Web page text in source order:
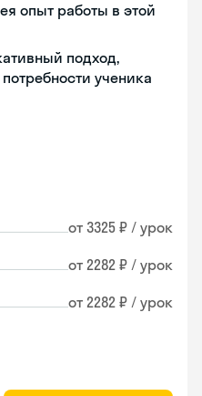
опыт работы в этой
подход,
ученика
от 3325 ₽ / урок
от 2282 ₽ / урок
от 2282 ₽ / урок